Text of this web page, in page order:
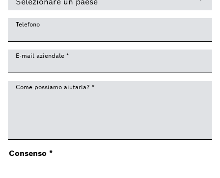
Telefono
E-mail aziendale *
Come possiamo aiutarla? *
Consenso *